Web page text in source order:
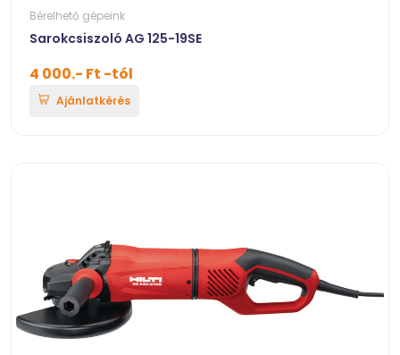
Bérelhető gépeink
Sarokcsiszoló AG 125-19SE
4 000.- Ft -tól
Ajánlatkérés